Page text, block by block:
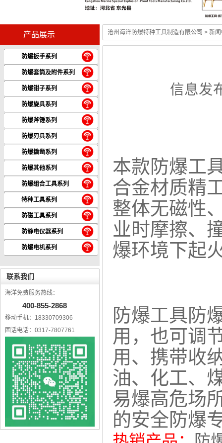
产品展示
防爆扳手系列
防爆套筒及附件系列
防爆钳子系列
防爆旋具系列
防爆斧锤系列
防爆刃具系列
防爆撬凿系列
防爆其他系列
防爆组合工具系列
特种工具系列
防磁工具系列
防静电仪器系列
防爆电机系列
联系我们
海洋免费服务热线：
400-855-2868
移动手机：18330709306
固话电话：0317-7807761
沧州海洋防爆特种工具制造有限公司 > 新
信息发
本款防爆工
合金材质精
整体无磁性
业时摩擦、
爆环境下起
防爆工具防
用，也可调
用、携带收
油、化工、
易爆高危场
的安全防爆